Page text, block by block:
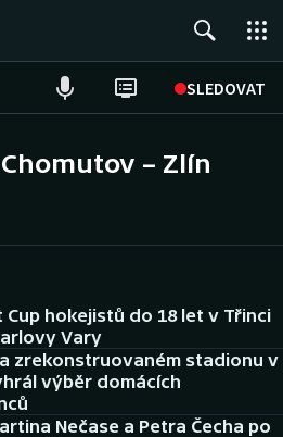
SLEDOVAT
– Zlín
Cup hokejistů do 18 let v Třinci
Vary
zrekonstruovaném stadionu v
výběr domácích
Nečase a Petra Čecha po